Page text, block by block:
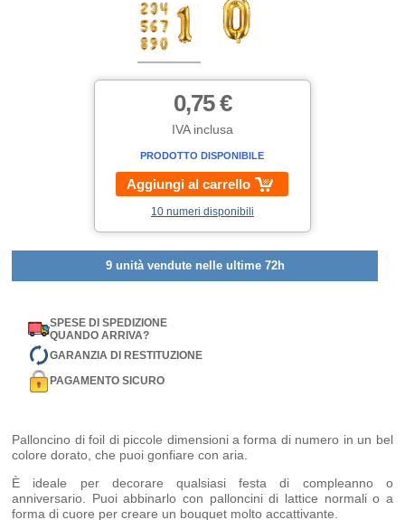
0,75 €
IVA inclusa
PRODOTTO DISPONIBILE
Aggiungi al carrello
10 numeri disponibili
9 unità vendute nelle ultime 72h
SPESE DI SPEDIZIONE
QUANDO ARRIVA?
GARANZIA DI RESTITUZIONE
PAGAMENTO SICURO
Palloncino di foil di piccole dimensioni a forma di numero in un bel
colore dorato, che puoi gonfiare con aria.
È ideale per decorare qualsiasi festa di compleanno o
anniversario. Puoi abbinarlo con palloncini di lattice normali o a
forma di cuore per creare un bouquet molto accattivante.